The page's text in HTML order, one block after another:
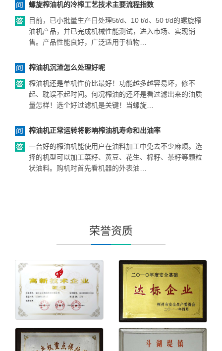
螺旋榨油机的冷榨工艺技术主要流程指数
目前，已小批量生产日处理5t/d、10 t/d、50 t/d的螺旋榨
油机产品，并已完成机械性能测试，进入市场、实现销
售。产品性能良好，广泛适用于植物…
榨油机沉渣怎么处理好呢
榨油机还是单机性价比最好！功能越多越容易坏，修不
起、耽误不起时间。何况榨油的还坏是看过滤出来的油质
量怎样！选个好过滤机是关键！当螺旋…
榨油机正常运转将影响榨油机寿命和出油率
一台好的榨油机能使用户在油料加工中免去不少麻烦。选
择的机型可以加工菜籽、黄豆、花生、棉籽、茶籽等颗粒
状油料。购机时首先看机器的外表油…
荣誉资质